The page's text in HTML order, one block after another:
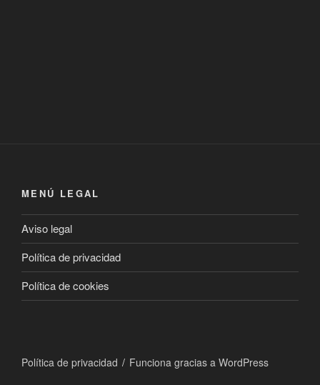
MENÚ LEGAL
Aviso legal
Política de privacidad
Política de cookies
Política de privacidad Funciona gracias a WordPress